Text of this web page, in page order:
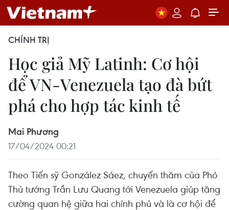
CHÍNH TRỊ
Học giả Mỹ Latinh: Cơ hội
để VN-Venezuela tạo đà bứt
phá cho hợp tác kinh tế
Mai Phương
17/04/2024 00:21
Theo Tiến sỹ González Sáez, chuyến thăm của Phó
Thủ tướng Trần Lưu Quang tới Venezuela giúp tăng
cường quan hệ giữa hai chính phủ và là cơ hội để